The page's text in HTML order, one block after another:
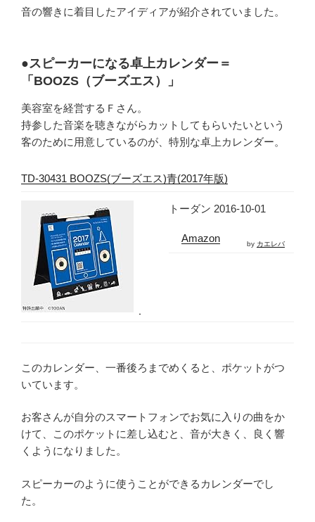
音の響きに着目したアイディアが紹介されていました。
●スピーカーになる卓上カレンダー＝
「BOOZS（ブーズエス）」
美容室を経営するＦさん。
持参した音楽を聴きながらカットしてもらいたいという
客のために用意しているのが、特別な卓上カレンダー。
TD-30431 BOOZS(ブーズエス)青(2017年版)
トーダン 2016-10-01
Amazon by カエレバ
このカレンダー、一番後ろまでめくると、ポケットがつ
いています。
お客さんが自分のスマートフォンでお気に入りの曲をか
けて、このポケットに差し込むと、音が大きく、良く響
くようになりました。
スピーカーのように使うことができるカレンダーでし
た。